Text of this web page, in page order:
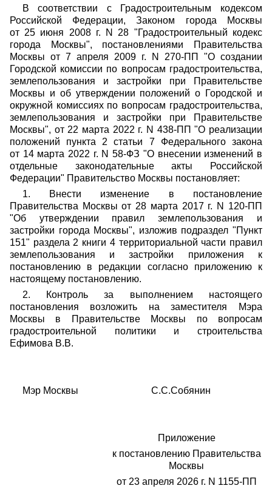
В соответствии с Градостроительным кодексом
Российской Федерации, Законом города Москвы
от 25 июня 2008 г. N 28 "Градостроительный кодекс
города Москвы", постановлениями Правительства
Москвы от 7 апреля 2009 г. N 270-ПП "О создании
Городской комиссии по вопросам градостроительства,
землепользования и застройки при Правительстве
Москвы и об утверждении положений о Городской и
окружной комиссиях по вопросам градостроительства,
землепользования и застройки при Правительстве
Москвы", от 22 марта 2022 г. N 438-ПП "О реализации
положений пункта 2 статьи 7 Федерального закона
от 14 марта 2022 г. N 58-ФЗ "О внесении изменений в
отдельные законодательные акты Российской
Федерации" Правительство Москвы постановляет:
1. Внести изменение в постановление
Правительства Москвы от 28 марта 2017 г. N 120-ПП
"Об утверждении правил землепользования и
застройки города Москвы", изложив подраздел "Пункт
151" раздела 2 книги 4 территориальной части правил
землепользования и застройки приложения к
постановлению в редакции согласно приложению к
настоящему постановлению.
2. Контроль за выполнением настоящего
постановления возложить на заместителя Мэра
Москвы в Правительстве Москвы по вопросам
градостроительной политики и строительства
Ефимова В.В.
Мэр Москвы С.С.Собянин
Приложение
к постановлению Правительства
Москвы
от 23 апреля 2026 г. N 1155-ПП